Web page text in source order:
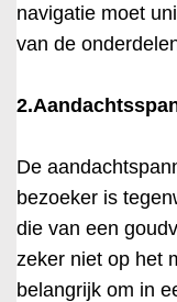
navigatie moet
van de
De
bezoeker is
die van een
zeker niet op het
belangrijk om in